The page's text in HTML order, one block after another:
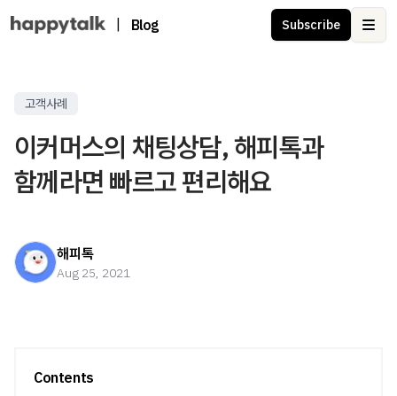
Blog Subscribe
고객사례
이커머스의 채팅상담, 해피톡과
함께라면 빠르고 편리해요
해피톡
Aug 25, 2021
Contents